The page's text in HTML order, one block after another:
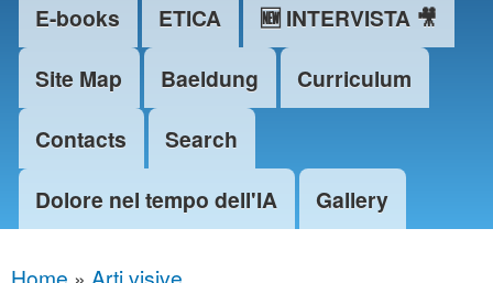
Main menu
E-books ETICA
🆕 INTERVISTA 🎥
Site Map
Baeldung
Curriculum
Contacts
Search
Dolore nel tempo dell'IA
Gallery